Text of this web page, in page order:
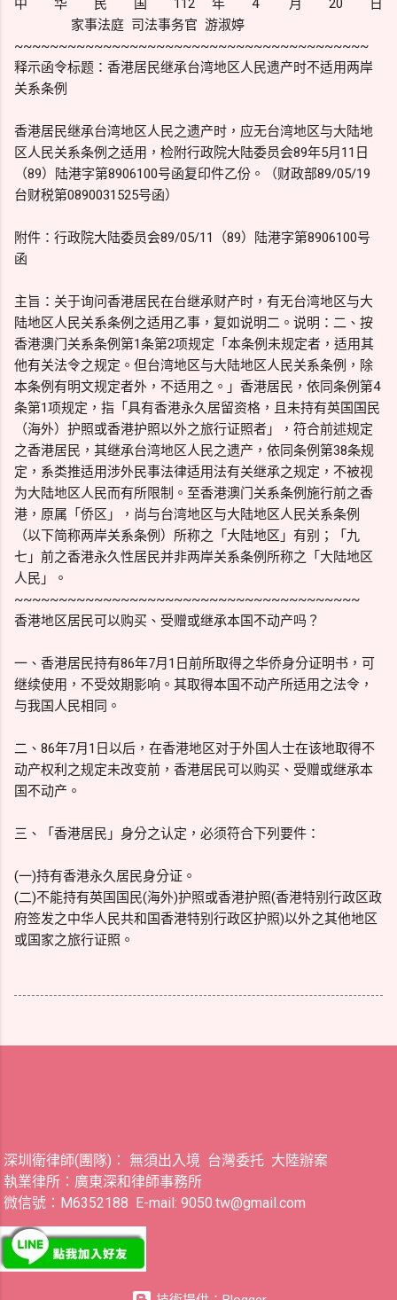
家事法庭 司法事务官 游淑婷
~~~~~~~~~~~~~~~~~~~~~~~~~~~~~~~~~~~~~~~~
释示函令标题：香港居民继承台湾地区人民遗产时不适用两岸
关系条例
香港居民继承台湾地区人民之遗产时，应无台湾地区与大陆地
区人民关系条例之适用，检附行政院大陆委员会89年5月11日
（89）陆港字第8906100号函复印件乙份。（财政部89/05/19
台财税第0890031525号函）
附件：行政院大陆委员会89/05/11（89）陆港字第8906100号
函
主旨：关于询问香港居民在台继承财产时，有无台湾地区与大
陆地区人民关系条例之适用乙事，复如说明二。说明：二、按
香港澳门关系条例第1条第2项规定「本条例未规定者，适用其
他有关法令之规定。但台湾地区与大陆地区人民关系条例，除
本条例有明文规定者外，不适用之。」香港居民，依同条例第4
条第1项规定，指「具有香港永久居留资格，且未持有英国国民
（海外）护照或香港护照以外之旅行证照者」，符合前述规定
之香港居民，其继承台湾地区人民之遗产，依同条例第38条规
定，系类推适用涉外民事法律适用法有关继承之规定，不被视
为大陆地区人民而有所限制。至香港澳门关系条例施行前之香
港，原属「侨区」，尚与台湾地区与大陆地区人民关系条例
（以下简称两岸关系条例）所称之「大陆地区」有别；「九
七」前之香港永久性居民并非两岸关系条例所称之「大陆地区
人民」。
~~~~~~~~~~~~~~~~~~~~~~~~~~~~~~~~~~~~~~~
香港地区居民可以购买、受赠或继承本国不动产吗？
一、香港居民持有86年7月1日前所取得之华侨身分证明书，可
继续使用，不受效期影响。其取得本国不动产所适用之法令，
与我国人民相同。
二、86年7月1日以后，在香港地区对于外国人士在该地取得不
动产权利之规定未改变前，香港居民可以购买、受赠或继承本
国不动产。
三、「香港居民」身分之认定，必须符合下列要件：
(一)持有香港永久居民身分证。
(二)不能持有英国国民(海外)护照或香港护照(香港特别行政区政
府签发之中华人民共和国香港特别行政区护照)以外之其他地区
或国家之旅行证照。
深圳衛律師(團隊)： 無須出入境 台灣委托 大陸辦案
執業律所：廣東深和律師事務所
微信號：M6352188 E-mail: 9050.tw@gmail.com